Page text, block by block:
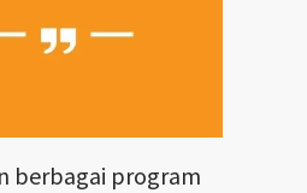
berbagai program